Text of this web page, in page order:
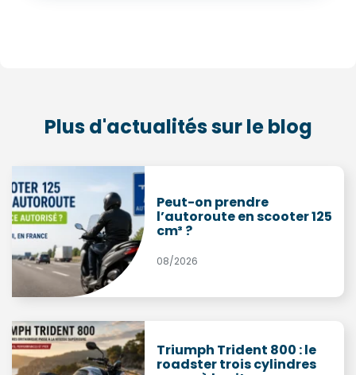
Plus d'actualités sur le blog
Peut-on prendre
l’autoroute en scooter 125
cm³ ?
08/2026
Triumph Trident 800 : le
roadster trois cylindres